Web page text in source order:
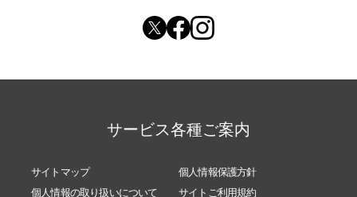
サービス各種ご案内
サイトマップ
個人情報保護方針
個人情報の取り扱いについて
サイトご利用規約